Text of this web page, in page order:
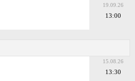
19.09.26
13:00
15.08.26
13:30